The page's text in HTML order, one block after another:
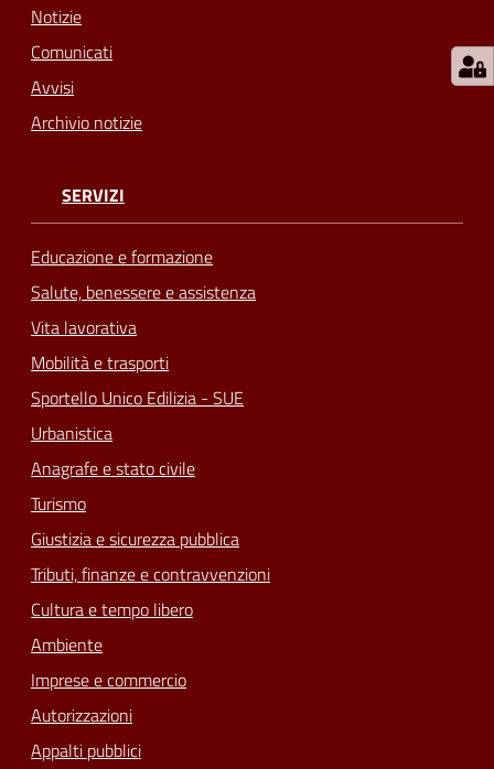
Notizie
Comunicati
Avvisi
Archivio notizie
SERVIZI
Educazione e formazione
Salute, benessere e assistenza
Vita lavorativa
Mobilità e trasporti
Sportello Unico Edilizia - SUE
Urbanistica
Anagrafe e stato civile
Turismo
Giustizia e sicurezza pubblica
Tributi, finanze e contravvenzioni
Cultura e tempo libero
Ambiente
Imprese e commercio
Autorizzazioni
Appalti pubblici